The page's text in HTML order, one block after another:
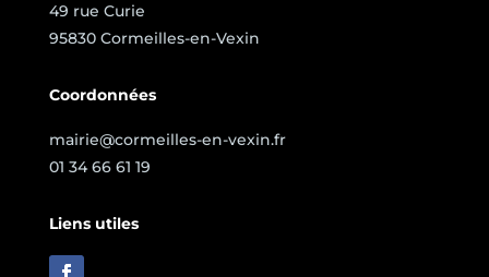
49 rue Curie
95830 Cormeilles-en-Vexin
Coordonnées
mairie@cormeilles-en-vexin.fr
01 34 66 61 19
Liens utiles